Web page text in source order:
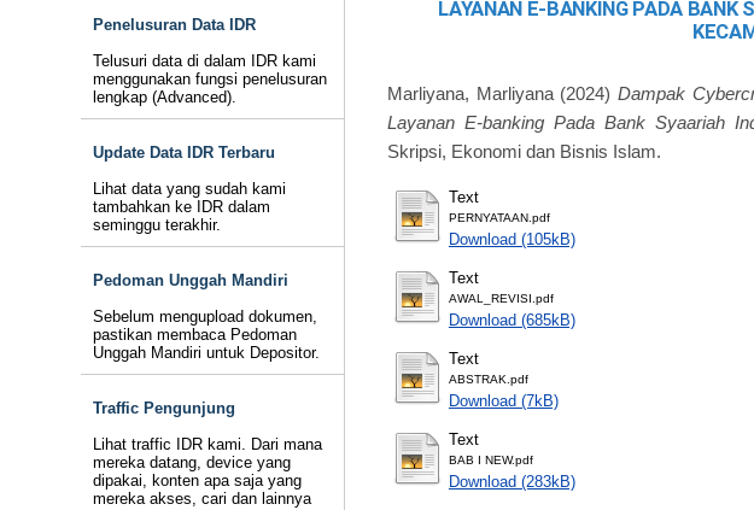
Penelusuran Data IDR
Telusuri data di dalam IDR kami
menggunakan fungsi penelusuran
lengkap (Advanced).
Update Data IDR Terbaru
Lihat data yang sudah kami
tambahkan ke IDR dalam
seminggu terakhir.
Pedoman Unggah Mandiri
Sebelum mengupload dokumen,
pastikan membaca Pedoman
Unggah Mandiri untuk Depositor.
Traffic Pengunjung
Lihat traffic IDR kami. Dari mana
mereka datang, device yang
dipakai, konten apa saja yang
mereka akses, cari dan lainnya
LAYANAN E-BANKING PADA BANK
Marliyana, Marliyana(2024)Dampak
Layanan E-banking Pada Bank Syaariah
Skripsi, Ekonomi dan Bisnis Islam.
Text
PERNYATAAN.pdf
Download (105kB)
Text
AWAL_REVISI.pdf
Download (685kB)
Text
ABSTRAK.pdf
Download (7kB)
Text
BAB I NEW.pdf
Download (283kB)